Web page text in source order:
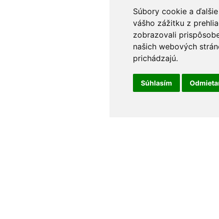
Súbory cookie a
vášho zážitku z
zobrazovali
našich webových
prichádzajú.
Súhlasím